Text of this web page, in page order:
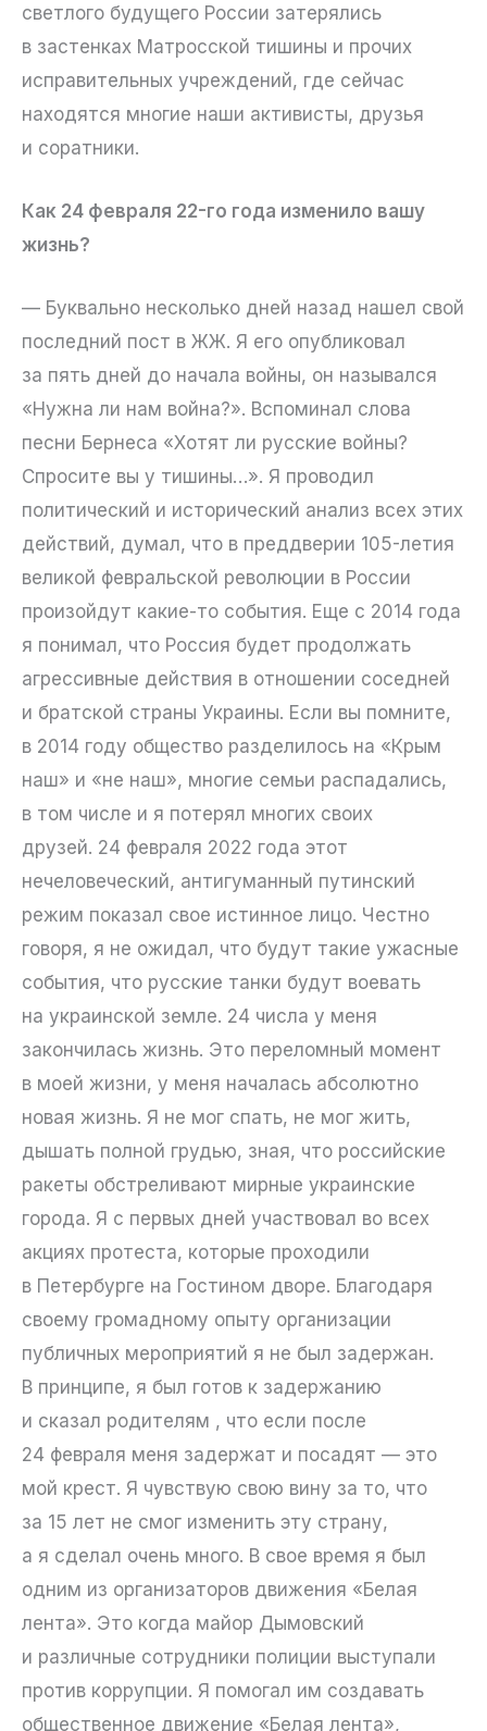
светлого будущего России затерялись
в застенках Матросской тишины и прочих
исправительных учреждений, где сейчас
находятся многие наши активисты, друзья
и соратники.
Как 24 февраля 22-го года изменило вашу
жизнь?
— Буквально несколько дней назад нашел свой
последний пост в ЖЖ. Я его опубликовал
за пять дней до начала войны, он назывался
«Нужна ли нам война?». Вспоминал слова
песни Бернеса «Хотят ли русские войны?
Спросите вы у тишины…». Я проводил
политический и исторический анализ всех этих
действий, думал, что в преддверии 105-летия
великой февральской революции в России
произойдут какие-то события. Еще с 2014 года
я понимал, что Россия будет продолжать
агрессивные действия в отношении соседней
и братской страны Украины. Если вы помните,
в 2014 году общество разделилось на «Крым
наш» и «не наш», многие семьи распадались,
в том числе и я потерял многих своих
друзей. 24 февраля 2022 года этот
нечеловеческий, антигуманный путинский
режим показал свое истинное лицо. Честно
говоря, я не ожидал, что будут такие ужасные
события, что русские танки будут воевать
на украинской земле. 24 числа у меня
закончилась жизнь. Это переломный момент
в моей жизни, у меня началась абсолютно
новая жизнь. Я не мог спать, не мог жить,
дышать полной грудью, зная, что российские
ракеты обстреливают мирные украинские
города. Я с первых дней участвовал во всех
акциях протеста, которые проходили
в Петербурге на Гостином дворе. Благодаря
своему громадному опыту организации
публичных мероприятий я не был задержан.
В принципе, я был готов к задержанию
и сказал родителям , что если после
24 февраля меня задержат и посадят — это
мой крест. Я чувствую свою вину за то, что
за 15 лет не смог изменить эту страну,
а я сделал очень много. В свое время я был
одним из организаторов движения «Белая
лента». Это когда майор Дымовский
и различные сотрудники полиции выступали
против коррупции. Я помогал им создавать
общественное движение «Белая лента»,